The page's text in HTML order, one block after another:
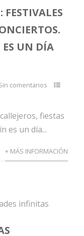
ES UN DÍA
comentarios
fiestas
es un día...
+ MÁS INFORMACIÓN